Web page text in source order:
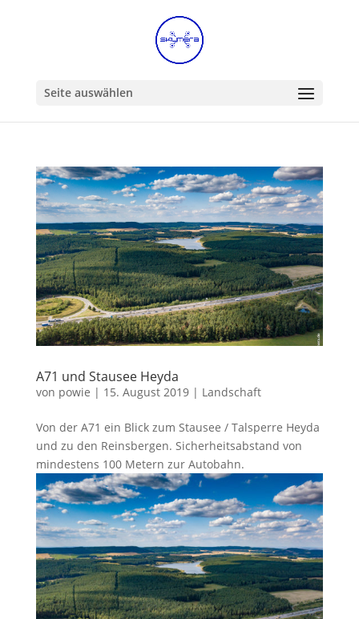
Seite auswählen
A71 und Stausee Heyda
von powie | 15. August 2019| Landschaft
Von der A71 ein Blick zum Stausee / Talsperre Heyda
und zu den Reinsbergen. Sicherheitsabstand von
mindestens 100 Metern zur Autobahn.